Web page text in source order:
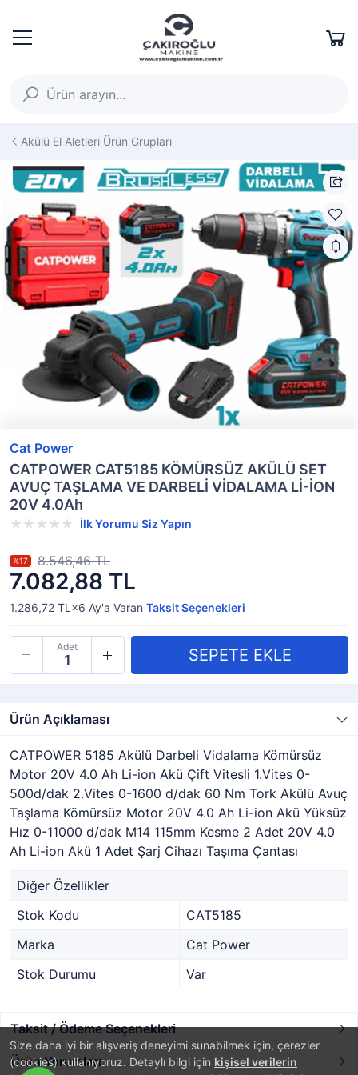
Size daha iyi bir alışveriş deneyimi sunabilmek için, çerezler
(cookies) kullanıyoruz. Detaylı bilgi için kişisel verilerin
Akülü El Aletleri Ürün Grupları
Cat Power
CATPOWER CAT5185 KÖMÜRSÜZ AKÜLÜ SET
AVUÇ TAŞLAMA VE DARBELİ VİDALAMA Lİ-İON
20V 4.0Ah
İlk Yorumu Siz Yapın
7.082,88 TL
%17 8.546,46 TL
1.286,72 TL×6 Ay'a Varan Taksit Seçenekleri
Adet
Ürün Açıklaması
CATPOWER 5185 Akülü Darbeli Vidalama Kömürsüz
Motor 20V 4.0 Ah Li-ion Akü Çift Vitesli 1.Vites 0-
500d/dak 2.Vites 0-1600 d/dak 60 Nm Tork Akülü Avuç
Taşlama Kömürsüz Motor 20V 4.0 Ah Li-ion Akü Yüksüz
Hız 0-11000 d/dak M14 115mm Kesme 2 Adet 20V 4.0
Ah Li-ion Akü 1 Adet Şarj Cihazı Taşıma Çantası
Diğer Özellikler
Stok Kodu
CAT5185
Marka
Cat Power
Stok Durumu
Var
Taksit / Ödeme Seçenekleri
Ürün Yorumları